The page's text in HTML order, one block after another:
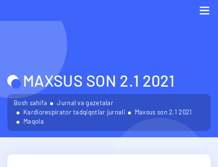
MAXSUS SON 2.1 2021
Bosh sahifa
Jurnal va gazetalar
Kardiorespirator tadqiqotlar jurnali
Maxsus son 2.1 2021
Maqola